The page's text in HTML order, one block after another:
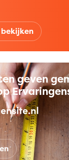
bekijken
geven